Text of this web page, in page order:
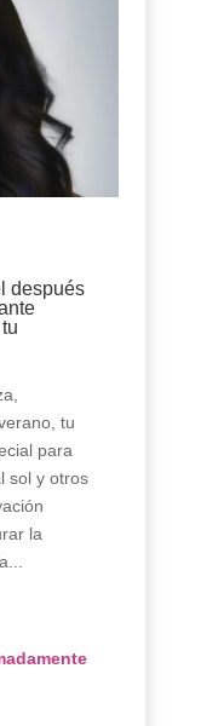
después
tu
para
sol y otros
la